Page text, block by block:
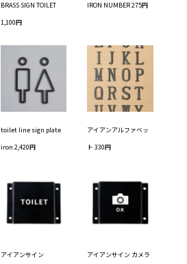
BRASS SIGN TOILET
1,100円
IRON NUMBER 275円
toilet line sign plate
iron 2,420円
アイアンアルファベッ
ト 330円
アイアンサイン
アイアンサイン カメラ